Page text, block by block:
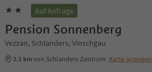
Auf Anfrage
Pension Sonnenberg
Vezzan, Schlanders, Vinschgau
3.1 kmvon Schlanders Zentrum Karte anzeigen